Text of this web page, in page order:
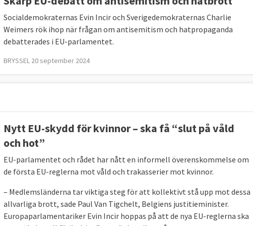
Socialdemokraternas Evin Incir och Sverigedemokraternas Charlie
Weimers rök ihop när frågan om antisemitism och hatpropaganda
debatterades i EU-parlamentet.
BRYSSEL 20 september 2024
Nytt EU-skydd för kvinnor – ska få “slut på våld
och hot”
EU-parlamentet och rådet har nått en informell överenskommelse om
de första EU-reglerna mot våld och trakasserier mot kvinnor.
– Medlemsländerna tar viktiga steg för att kollektivt stå upp mot dessa
allvarliga brott, sade Paul Van Tigchelt, Belgiens justitieminister.
Europaparlamentariker Evin Incir hoppas på att de nya EU-reglerna ska